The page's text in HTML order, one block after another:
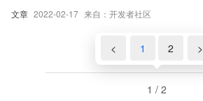
文章 2022-02-17 来自：开发者社区
< 1 2 >
1 / 2